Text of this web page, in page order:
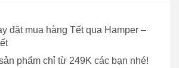
đặt mua hàng Tết qua Hamper –
phẩm chỉ từ 249K các bạn nhé!